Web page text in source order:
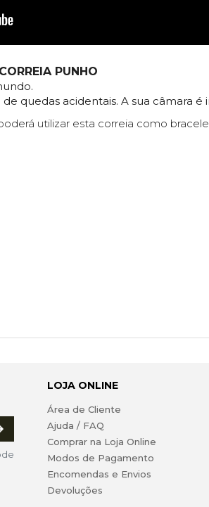
PUNHO
quedas acidentais. A sua câmara
utilizar esta correia como
LOJA ONLINE
Área de Cliente
Ajuda / FAQ
Comprar na Loja Online
Modos de Pagamento
Encomendas e Envios
Devoluções